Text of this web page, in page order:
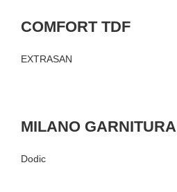
COMFORT TDF
EXTRASAN
MILANO GARNITURA
Dodic